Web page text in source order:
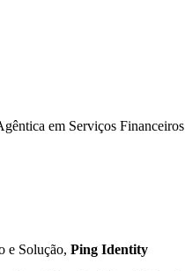
em Serviços Financeiros
e Solução, Ping Identity